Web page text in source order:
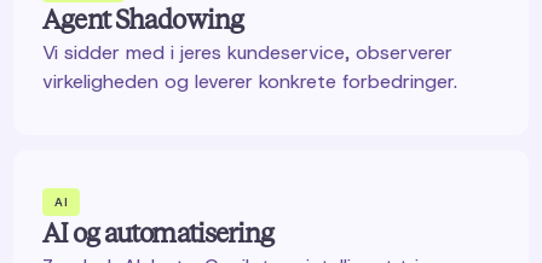
Agent Shadowing
Vi sidder med i jeres kundeservice, observerer
virkeligheden og leverer konkrete forbedringer.
AI
AI og automatisering